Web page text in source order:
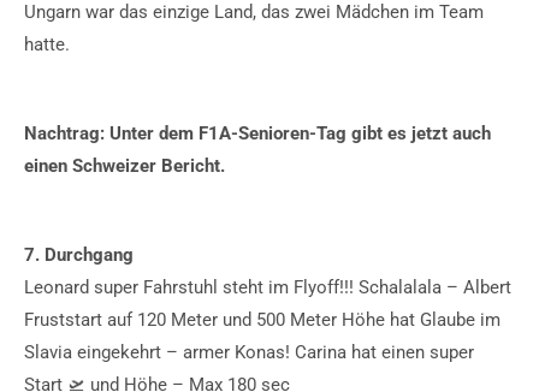
Ungarn war das einzige Land, das zwei Mädchen im Team
hatte.
Nachtrag: Unter dem F1A-Senioren-Tag gibt es jetzt auch
einen Schweizer Bericht.
7. Durchgang
Leonard super Fahrstuhl steht im Flyoff!!! Schalalala – Albert
Fruststart auf 120 Meter und 500 Meter Höhe hat Glaube im
Slavia eingekehrt – armer Konas! Carina hat einen super
Start 🛫 und Höhe – Max 180 sec